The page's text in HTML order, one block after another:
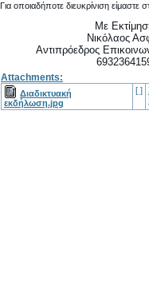
Για οποιαδήποτε διευκρίνιση είμαστε
Με
Νικόλαος
Αντιπρόεδρος
Attachments:
Διαδικτυακή
εκδήλωση.jpg
[ ]